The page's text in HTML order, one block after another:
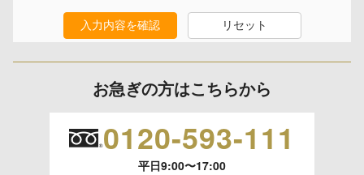
保有個人データの開示等および問合わせ窓口について
び 第三者への提供の停止（「開示等」といいます。）に応じます。
情報提供の任意性及び情報を与えなかった場合に本人に生じる結果
入力内容を確認 リセット
お急ぎの方はこちらから
0120-593-111
平日9:00〜17:00